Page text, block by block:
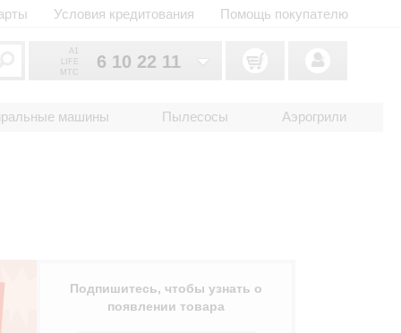
Условия кредитования Помощь покупателю
A1
LIFE
MTC
6 10 22 11
машины Пылесосы Аэрогрили
Подпишитесь, чтобы узнать о
появлении товара